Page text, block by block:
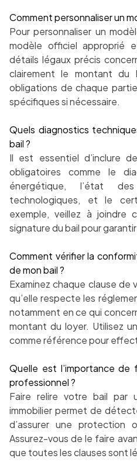
Comment personnaliser un
Pour personnaliser un
modèle officiel approprié
détails légaux précis
clairement le montant du
obligations de chaque
spécifiques si nécessaire.
Quels diagnostics
bail ?
Il est essentiel d’inclure
obligatoires comme le
énergétique, l’état
technologiques, et le
exemple, veillez à joindre
signature du bail pour
Comment vérifier la
de mon bail ?
Examinez chaque clause de
qu’elle respecte les
notamment en ce qui
montant du loyer. Utilisez
comme référence pour
Quelle est l’importance de
professionnel ?
Faire relire votre bail par
immobilier permet de
d’assurer une protection
Assurez-vous de le faire
que toutes les clauses sont